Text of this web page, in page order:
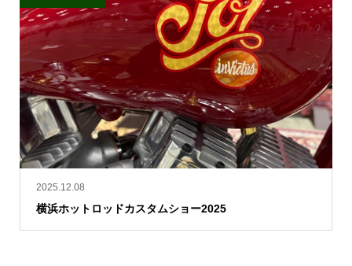
2025.12.08
横浜ホットロッドカスタムショー2025